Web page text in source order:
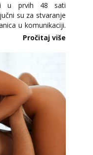
u prvih 48 sati
su za stvaranje
u komunikaciji.
ili intimnih
nije zaslužila to
Pročitaj više